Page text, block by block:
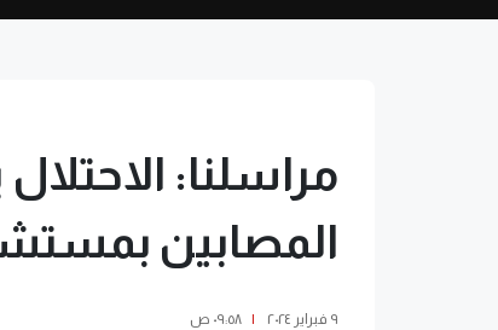
مراسلنا:
المصابين
٩ فبراير ٢٠٢٤ | ٠٩:٥٨ ص